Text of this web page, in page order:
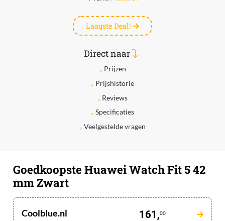
Laagste Deal!
Direct naar
Prijzen
Prijshistorie
Reviews
Specificaties
Veelgestelde vragen
Goedkoopste Huawei Watch Fit 5 42
mm Zwart
Coolblue.nl 161,00